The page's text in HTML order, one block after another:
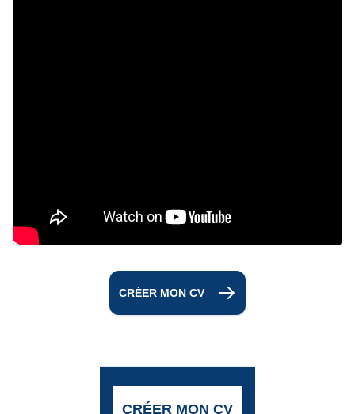
CRÉER MON CV
CRÉER MON CV